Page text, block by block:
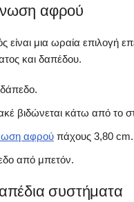
αφρού
μια ωραία επιλογή
και δαπέδου.
βιδώνεται κάτω από το
αφρού πάχους 3,80 cm.
από μπετόν.
συστήματα